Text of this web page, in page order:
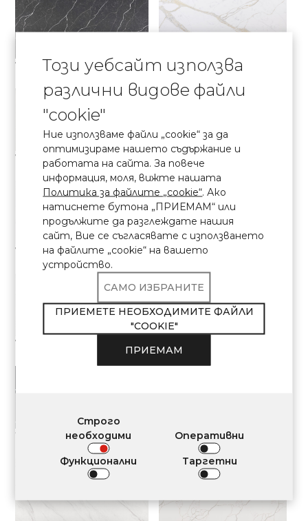
7670 Calacatta Cassel
Elite колекция
7030 Calacatta Chenonceau
Elite колекция
7540 Calacatta Concorde
Elite колекция
7400 Calacatta Dauphine
Elite колекция
7000 Calacatta Eno 7700 Calacatta Marseille
7570 Calacatta Monaco
Elite колекция
7530L Calacatta Noir Satin 5710 Calacatta Normandie
Digital Print колекция
Този уебсайт използва
различни видове файли
"cookie"
Ние използваме файли „cookie“ за да
оптимизираме нашето съдържание и
работата на сайта. За повече
информация, моля, вижте нашата
Политика за файлите „cookie“. Ако
натиснете бутона „ПРИЕМАМ“ или
продължите да разглеждате нашия
сайт, Вие се съгласявате с използването
на файлите „cookie“ на вашето
устройство.
САМО ИЗБРАНИТЕ
ПРИЕМЕТЕ НЕОБХОДИМИТЕ ФАЙЛИ
"COOKIE"
ПРИЕМАМ
Строго
необходими
Оперативни
Функционални Таргетни